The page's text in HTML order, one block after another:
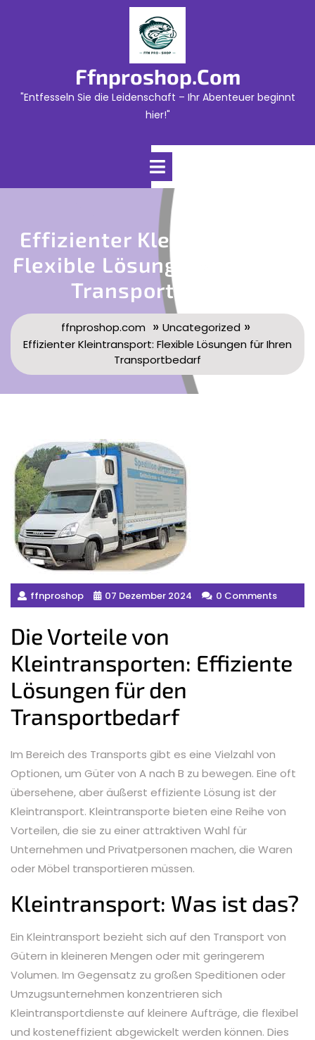
Ffnproshop.com
"Entfesseln Sie die Leidenschaft – Ihr Abenteuer beginnt
hier!"
Open
Effizienter Kleintransport:
Flexible Lösungen Für Ihren
Transportbedarf
ffnproshop.com » Uncategorized »
Effizienter Kleintransport: Flexible Lösungen für Ihren
Transportbedarf
ffnproshop 07 Dezember 2024 0 Comments
Die Vorteile von
Kleintransporten: Effiziente
Lösungen für den
Transportbedarf
Im Bereich des Transports gibt es eine Vielzahl von
Optionen, um Güter von A nach B zu bewegen. Eine oft
übersehene, aber äußerst effiziente Lösung ist der
Kleintransport. Kleintransporte bieten eine Reihe von
Vorteilen, die sie zu einer attraktiven Wahl für
Unternehmen und Privatpersonen machen, die Waren
oder Möbel transportieren müssen.
Kleintransport: Was ist das?
Ein Kleintransport bezieht sich auf den Transport von
Gütern in kleineren Mengen oder mit geringerem
Volumen. Im Gegensatz zu großen Speditionen oder
Umzugsunternehmen konzentrieren sich
Kleintransportdienste auf kleinere Aufträge, die flexibel
und kosteneffizient abgewickelt werden können. Dies